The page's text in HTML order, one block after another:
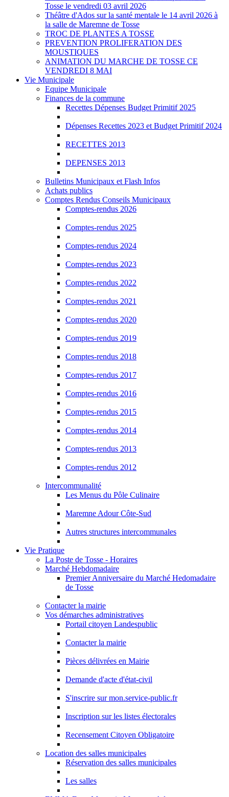
Tosse le vendredi 03 avril 2026
Théâtre d'Ados sur la santé mentale le 14 avril 2026 à
la salle de Maremne de Tosse
TROC DE PLANTES A TOSSE
PREVENTION PROLIFERATION DES
MOUSTIQUES
ANIMATION DU MARCHE DE TOSSE CE
VENDREDI 8 MAI
Vie Municipale
Equipe Municipale
Finances de la commune
Recettes Dépenses Budget Primitif 2025
Dépenses Recettes 2023 et Budget Primitif 2024
RECETTES 2013
DEPENSES 2013
Bulletins Municipaux et Flash Infos
Achats publics
Comptes Rendus Conseils Municipaux
Comptes-rendus 2026
Comptes-rendus 2025
Comptes-rendus 2024
Comptes-rendus 2023
Comptes-rendus 2022
Comptes-rendus 2021
Comptes-rendus 2020
Comptes-rendus 2019
Comptes-rendus 2018
Comptes-rendus 2017
Comptes-rendus 2016
Comptes-rendus 2015
Comptes-rendus 2014
Comptes-rendus 2013
Comptes-rendus 2012
Intercommunalité
Les Menus du Pôle Culinaire
Maremne Adour Côte-Sud
Autres structures intercommunales
Vie Pratique
La Poste de Tosse - Horaires
Marché Hebdomadaire
Premier Anniversaire du Marché Hedomadaire
de Tosse
Contacter la mairie
Vos démarches administratives
Portail citoyen Landespublic
Contacter la mairie
Pièces délivrées en Mairie
Demande d'acte d'état-civil
S'inscrire sur mon.service-public.fr
Inscription sur les listes électorales
Recensement Citoyen Obligatoire
Location des salles municipales
Réservation des salles municipales
Les salles